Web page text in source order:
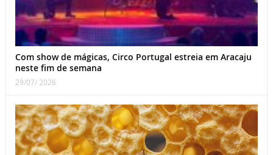
Com show de mágicas, Circo Portugal estreia em Aracaju
neste fim de semana
29/07/ 2026